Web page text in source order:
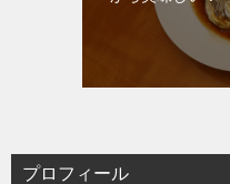
プロフィール